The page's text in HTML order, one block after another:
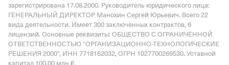
зарегистрирована 17.08.2000. Руководитель юридического лица:
ГЕНЕРАЛЬНЫЙ ДИРЕКТОР Манохин Сергей Юрьевич. Всего 22
вида деятельности. Имеет 300 заключенных контрактов, 6
лицензий. Основные реквизиты: ОБЩЕСТВО С ОГРАНИЧЕННОЙ
ОТВЕТСТВЕННОСТЬЮ "ОРГАНИЗАЦИОННО-ТЕХНОЛОГИЧЕСКИЕ
РЕШЕНИЯ 2000", ИНН 7718162032, ОГРН 1027700269530. Уставной
капитал 100,00 млн ₽.